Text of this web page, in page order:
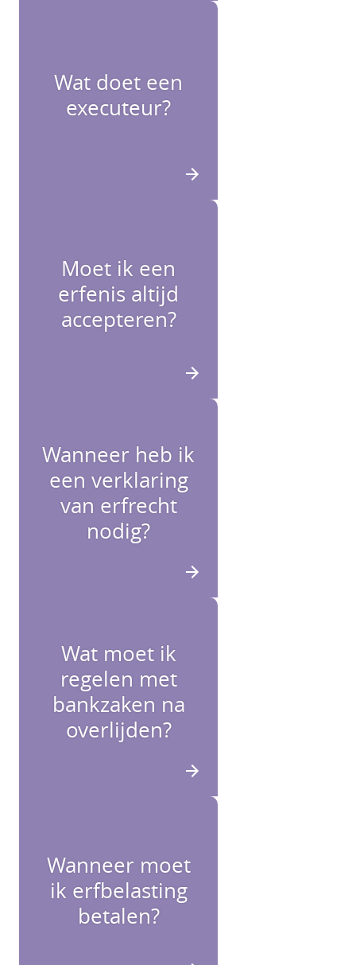
Wat doet een
executeur?
Moet ik een
erfenis altijd
accepteren?
Wanneer heb ik
een verklaring
van erfrecht
nodig?
Wat moet ik
regelen met
bankzaken na
overlijden?
Wanneer moet
ik erfbelasting
betalen?